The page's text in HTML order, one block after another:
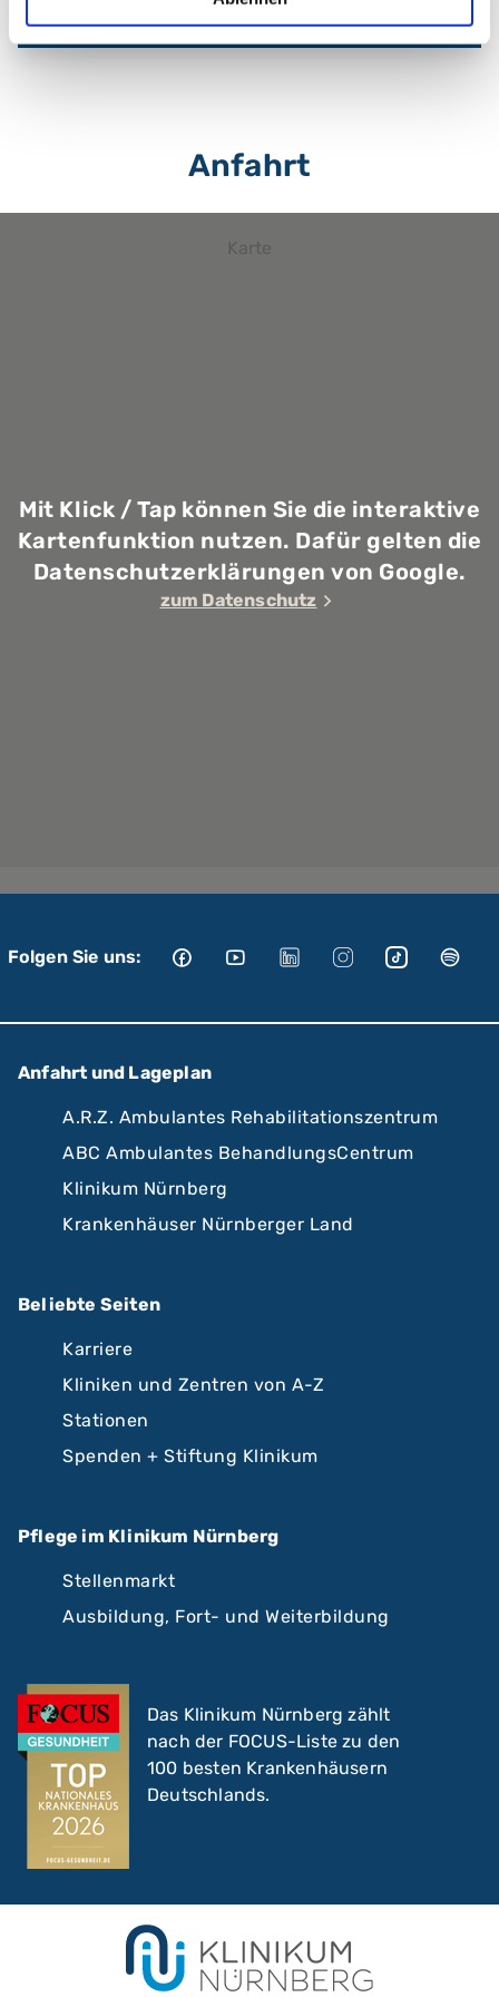
Zum Profil
Anfahrt
Karte
Mit Klick / Tap können Sie die interaktive
Kartenfunktion nutzen. Dafür gelten die
Datenschutzerklärungen von Google.
zum Datenschutz
Folgen Sie uns:
Anfahrt und Lageplan
A.R.Z. Ambulantes Rehabilitationszentrum
ABC Ambulantes BehandlungsCentrum
Klinikum Nürnberg
Krankenhäuser Nürnberger Land
Beliebte Seiten
Karriere
Kliniken und Zentren von A-Z
Stationen
Spenden + Stiftung Klinikum
Pflege im Klinikum Nürnberg
Stellenmarkt
Ausbildung, Fort- und Weiterbildung
Das Klinikum Nürnberg zählt
nach der FOCUS-Liste zu den
100 besten Krankenhäusern
Deutschlands.